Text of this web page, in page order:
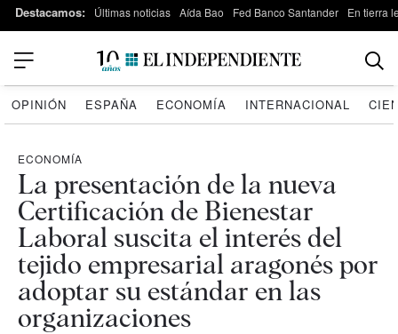
Destacamos: Últimas noticias Aída Bao Fed Banco Santander En tierra
OPINIÓN ESPAÑA ECONOMÍA INTERNACIONAL
ECONOMÍA
La presentación de la nueva
Certificación de Bienestar
Laboral suscita el interés del
tejido empresarial aragonés por
adoptar su estándar en las
organizaciones